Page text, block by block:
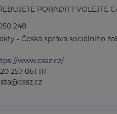
PORADIT? VOLEJTE
248
- Česká správa sociálního
www.cssz.cz/
257 061 111